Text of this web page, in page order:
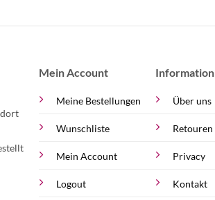
dort
Mein Account
Meine Bestellungen
Wunschliste
Mein Account
Logout
Information
Über uns
Retouren
Privacy
Kontakt